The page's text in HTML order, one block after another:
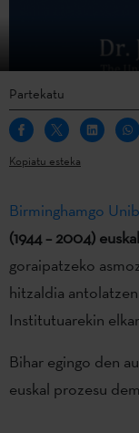
Partekatu
Kopiatu esteka
Birminghamgo
(1944 – 2004)
goraipatzeko
hitzaldia
Institutuarekin
Bihar egingo den
euskal prozesu